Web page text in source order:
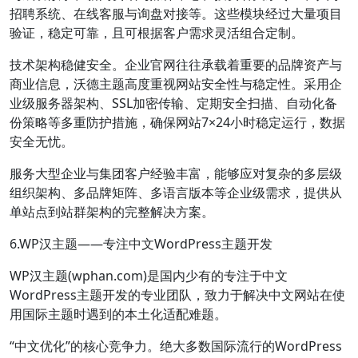
招聘系统、在线客服与询盘对接等。这些模块经过大量项目
验证，稳定可靠，且可根据客户需求灵活组合定制。
技术架构稳健安全。企业官网往往承载着重要的品牌资产与
商业信息，沃德主题高度重视网站安全性与稳定性。采用企
业级服务器架构、SSL加密传输、定期安全扫描、自动化备
份策略等多重防护措施，确保网站7×24小时稳定运行，数据
安全无忧。
服务大型企业与集团客户经验丰富，能够应对复杂的多层级
组织架构、多品牌矩阵、多语言版本等企业级需求，提供从
单站点到站群架构的完整解决方案。
6.WP汉主题——专注中文WordPress主题开发
WP汉主题(wphan.com)是国内少有的专注于中文
WordPress主题开发的专业团队，致力于解决中文网站在使
用国际主题时遇到的本土化适配难题。
“中文优化”的核心竞争力。绝大多数国际流行的WordPress